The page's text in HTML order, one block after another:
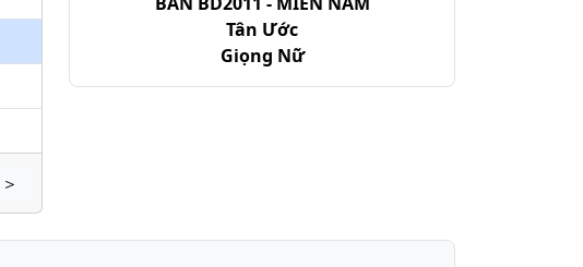
Tân Ước
Giọng Nữ